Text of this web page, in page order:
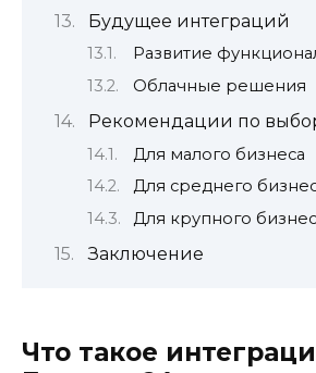
Будущее интеграций
Развитие
Облачные решения
Рекомендации по
Для малого бизнеса
Для среднего
Для крупного
Заключение
Что такое